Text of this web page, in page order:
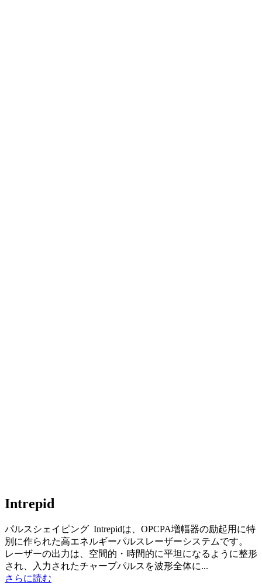
Intrepid
パルスシェイピング Intrepidは、OPCPA増幅器の励起用に特
別に作られた高エネルギーパルスレーザーシステムです。
レーザーの出力は、空間的・時間的に平坦になるように整形
され、入力されたチャープパルスを波形全体に...
さらに読む